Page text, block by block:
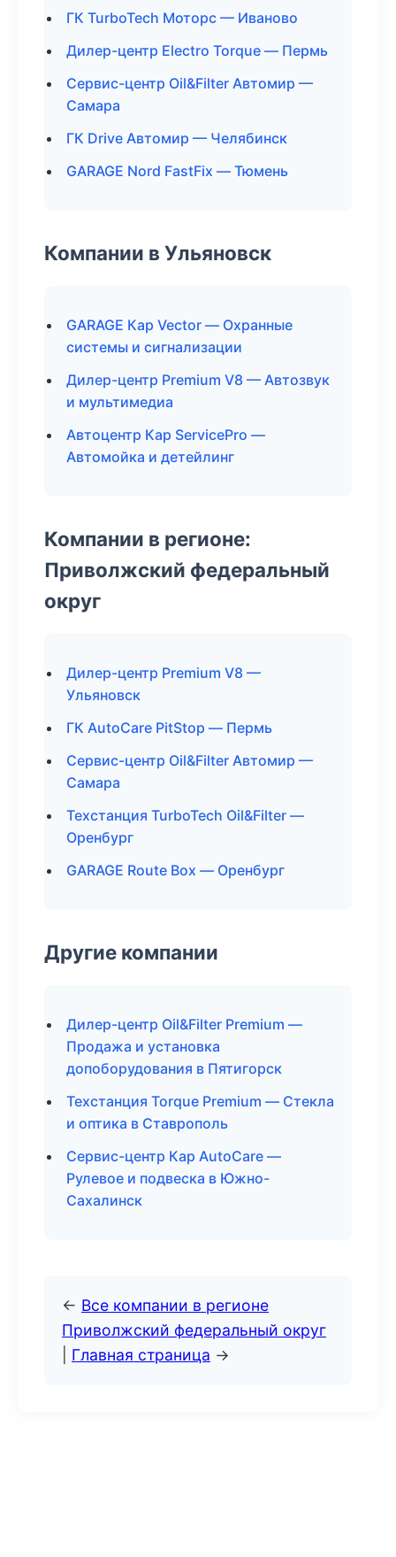
ГК TurboTech Моторс — Иваново
Дилер-центр Electro Torque — Пермь
Сервис-центр Oil&Filter Автомир —
Самара
ГК Drive Автомир — Челябинск
GARAGE Nord FastFix — Тюмень
Компании в Ульяновск
GARAGE Кар Vector — Охранные
системы и сигнализации
Дилер-центр Premium V8 — Автозвук
и мультимедиа
Автоцентр Кар ServicePro —
Автомойка и детейлинг
Компании в регионе:
Приволжский федеральный
округ
Дилер-центр Premium V8 —
Ульяновск
ГК AutoCare PitStop — Пермь
Сервис-центр Oil&Filter Автомир —
Самара
Техстанция TurboTech Oil&Filter —
Оренбург
GARAGE Route Box — Оренбург
Другие компании
Дилер-центр Oil&Filter Premium —
Продажа и установка
допоборудования в Пятигорск
Техстанция Torque Premium — Стекла
и оптика в Ставрополь
Сервис-центр Кар AutoCare —
Рулевое и подвеска в Южно-
Сахалинск
← Все компании в регионе
Приволжский федеральный округ
Главная страница →